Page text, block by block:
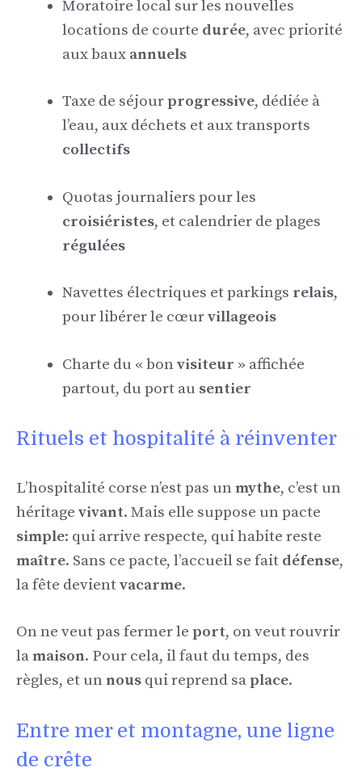
Moratoire local sur les nouvelles
locations de courte durée, avec priorité
aux baux annuels
Taxe de séjourprogressive, dédiée à
l’eau, aux déchets et aux transports
collectifs
Quotas journaliers pour les
croisiéristes, et calendrier de plages
régulées
Navettes électriques et parkings relais,
pour libérer le cœurvillageois
Charte du « bon visiteur » affichée
partout, du port au sentier
Rituels et hospitalité à réinventer
L’hospitalité corse n’est pas un mythe, c’est un
héritage vivant. Mais elle suppose un pacte
simple: qui arrive respecte, qui habite reste
maître. Sans ce pacte, l’accueil se fait défense,
la fête devientvacarme.
On ne veut pas fermer le port, on veut rouvrir
lamaison. Pour cela, il faut du temps, des
règles, et un nous qui reprend saplace.
Entre mer et montagne, une ligne
de crête